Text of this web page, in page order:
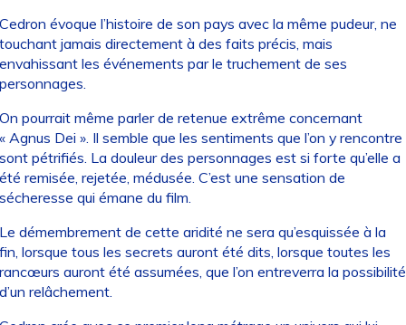
évoque l’histoire de son pays avec la même pudeur, ne
jamais directement à des faits précis, mais
les événements par le truchement de ses
pourrait même parler de retenue extrême concernant
Agnus Dei ». Il semble que les sentiments que l’on y rencontre
pétrifiés. La douleur des personnages est si forte qu’elle a
remisée, rejetée, médusée. C’est une sensation de
qui émane du film.
démembrement de cette aridité ne sera qu’esquissée à la
lorsque tous les secrets auront été dits, lorsque toutes les
auront été assumées, que l’on entreverra la possibilité
relâchement.